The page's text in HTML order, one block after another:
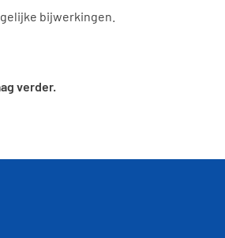
bijwerkingen.
verder.